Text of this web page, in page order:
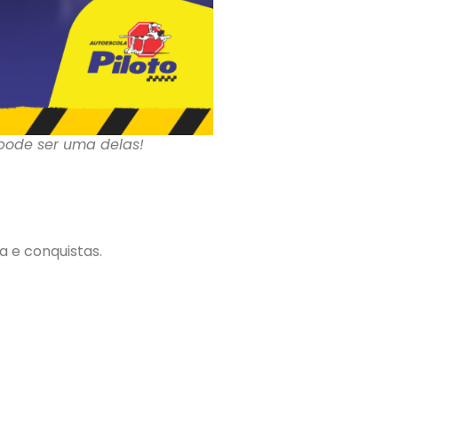
ser uma delas!
e conquistas.